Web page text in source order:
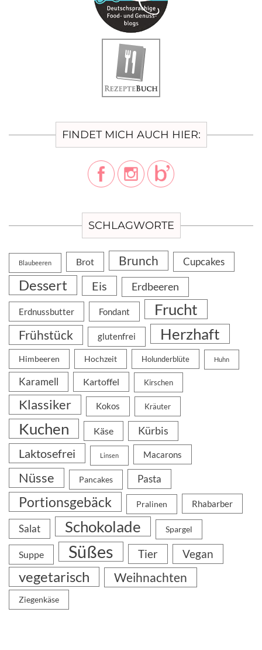
FINDET MICH AUCH HIER:
SCHLAGWORTE
Blaubeeren Brot Brunch Cupcakes
Dessert Eis Erdbeeren
Erdnussbutter Fondant Frucht
Frühstück glutenfrei Herzhaft
Himbeeren Hochzeit Holunderblüte Huhn
Karamell Kartoffel Kirschen
Klassiker Kokos Kräuter
Kuchen Käse Kürbis
Laktosefrei Linsen Macarons
Nüsse Pancakes Pasta
Portionsgebäck Pralinen Rhabarber
Salat Schokolade Spargel
Suppe Süßes Tier Vegan
vegetarisch Weihnachten
Ziegenkäse